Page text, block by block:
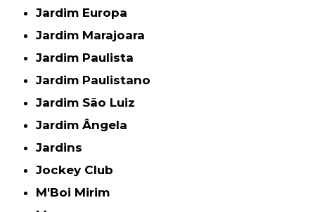
Jardim Europa
Jardim Marajoara
Jardim Paulista
Jardim Paulistano
Jardim São Luiz
Jardim Ângela
Jardins
Jockey Club
M'Boi Mirim